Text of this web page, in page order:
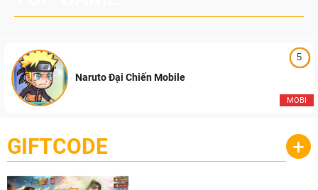
5
MOBI
Naruto Đại Chiến Mobile
GIFTCODE +